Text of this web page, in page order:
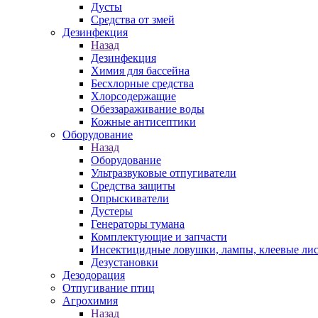
Дусты
Средства от змей
Дезинфекция
Назад
Дезинфекция
Химия для бассейна
Бесхлорные средства
Хлорсодержащие
Обеззараживание воды
Кожные антисептики
Оборудование
Назад
Оборудование
Ультразвуковые отпугиватели
Средства защиты
Опрыскиватели
Дустеры
Генераторы тумана
Комплектующие и запчасти
Инсектицидные ловушки, лампы, клеевые
Дезустановки
Дезодорация
Отпугивание птиц
Агрохимия
Назад